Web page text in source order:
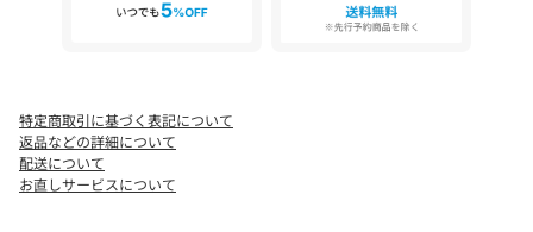
良いという方に向けて。
・SHORT-36サイズは一部店舗・WEBストアでの限定サイズとなり
ます。
特定商取引に基づく表記について
返品などの詳細について
配送について
お直しサービスについて